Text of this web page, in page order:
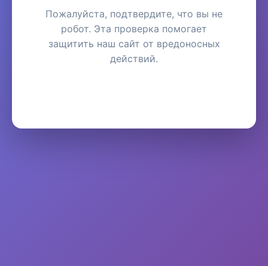
Пожалуйста, подтвердите, что вы не
робот. Эта проверка помогает
защитить наш сайт от вредоносных
действий.